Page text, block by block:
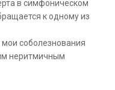
в симфоническом
к одному из
соболезнования
неритмичным